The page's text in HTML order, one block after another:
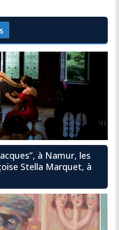
à Namur, les
Stella Marquet, à